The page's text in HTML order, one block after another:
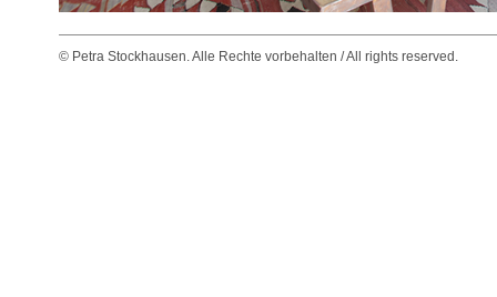
© Petra Stockhausen. Alle Rechte vorbehalten / All rights reserved.